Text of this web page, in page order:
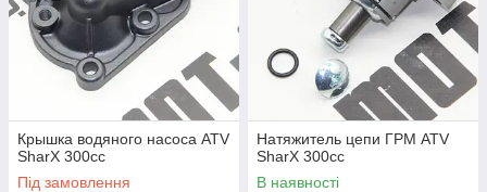
Крышка водяного насоса ATV
SharX 300сс
Під замовлення
Натяжитель цепи ГРМ ATV
SharX 300сс
В наявності